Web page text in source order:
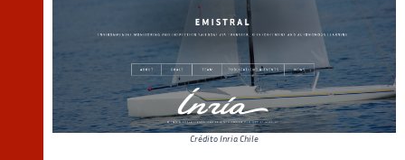
CréditoInria Chile